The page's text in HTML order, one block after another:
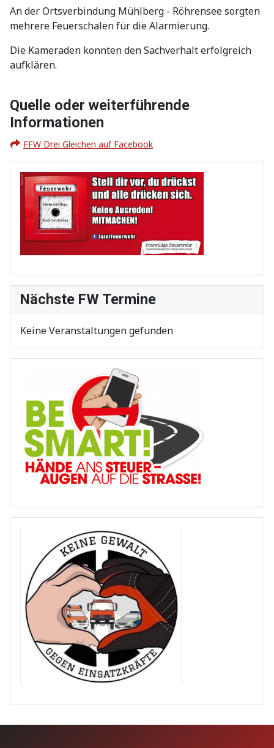
An der Ortsverbindung Mühlberg - Röhrensee sorgten
mehrere Feuerschalen für die Alarmierung.
Die Kameraden konnten den Sachverhalt erfolgreich
aufklären.
Quelle oder weiterführende
Informationen
FFW Drei Gleichen auf Facebook
Nächste FW Termine
Keine Veranstaltungen gefunden